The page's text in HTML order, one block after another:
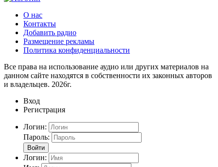
О нас
Контакты
Добавить радио
Размещение рекламы
Политика конфиденциальности
Все права на использование аудио или других материалов на
данном сайте находятся в собственности их законных авторов
и владельцев. 2026г.
Вход
Регистрация
Логин:
Пароль:
Войти
Логин: